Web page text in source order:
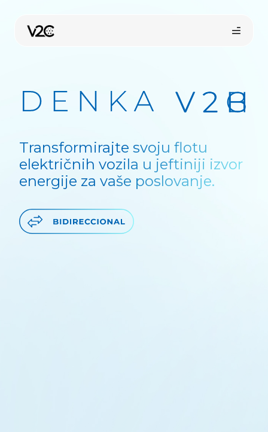
sadržaj
Transformirajte svoju flotu
električnih vozila u jeftiniji izvor
energije za vaše poslovanje.